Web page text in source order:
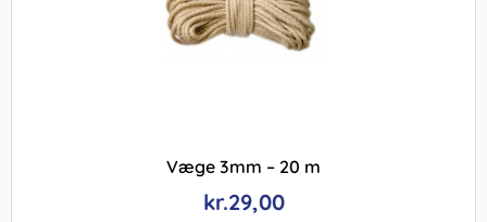
Væge 3mm – 20 m
kr.29,00